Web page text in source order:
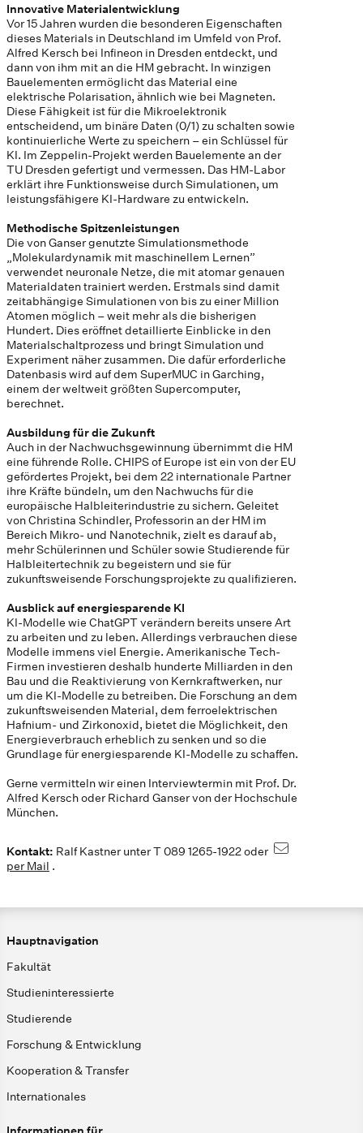
Innovative Materialentwicklung
Vor 15 Jahren wurden die besonderen Eigenschaften
dieses Materials in Deutschland im Umfeld von Prof.
Alfred Kersch bei Infineon in Dresden entdeckt, und
dann von ihm mit an die HM gebracht. In winzigen
Bauelementen ermöglicht das Material eine
elektrische Polarisation, ähnlich wie bei Magneten.
Diese Fähigkeit ist für die Mikroelektronik
entscheidend, um binäre Daten (0/1) zu schalten sowie
kontinuierliche Werte zu speichern – ein Schlüssel für
KI. Im Zeppelin-Projekt werden Bauelemente an der
TU Dresden gefertigt und vermessen. Das HM-Labor
erklärt ihre Funktionsweise durch Simulationen, um
leistungsfähigere KI-Hardware zu entwickeln.
Methodische Spitzenleistungen
Die von Ganser genutzte Simulationsmethode
„Molekulardynamik mit maschinellem Lernen”
verwendet neuronale Netze, die mit atomar genauen
Materialdaten trainiert werden. Erstmals sind damit
zeitabhängige Simulationen von bis zu einer Million
Atomen möglich – weit mehr als die bisherigen
Hundert. Dies eröffnet detaillierte Einblicke in den
Materialschaltprozess und bringt Simulation und
Experiment näher zusammen. Die dafür erforderliche
Datenbasis wird auf dem SuperMUC in Garching,
einem der weltweit größten Supercomputer,
berechnet.
Ausbildung für die Zukunft
Auch in der Nachwuchsgewinnung übernimmt die HM
eine führende Rolle. CHIPS of Europe ist ein von der EU
gefördertes Projekt, bei dem 22 internationale Partner
ihre Kräfte bündeln, um den Nachwuchs für die
europäische Halbleiterindustrie zu sichern. Geleitet
von Christina Schindler, Professorin an der HM im
Bereich Mikro- und Nanotechnik, zielt es darauf ab,
mehr Schülerinnen und Schüler sowie Studierende für
Halbleitertechnik zu begeistern und sie für
zukunftsweisende Forschungsprojekte zu qualifizieren.
Ausblick auf energiesparende KI
KI-Modelle wie ChatGPT verändern bereits unsere Art
zu arbeiten und zu leben. Allerdings verbrauchen diese
Modelle immens viel Energie. Amerikanische Tech-
Firmen investieren deshalb hunderte Milliarden in den
Bau und die Reaktivierung von Kernkraftwerken, nur
um die KI-Modelle zu betreiben. Die Forschung an dem
zukunftsweisenden Material, dem ferroelektrischen
Hafnium- und Zirkonoxid, bietet die Möglichkeit, den
Energieverbrauch erheblich zu senken und so die
Grundlage für energiesparende KI-Modelle zu schaffen.
Gerne vermitteln wir einen Interviewtermin mit Prof. Dr.
Alfred Kersch oder Richard Ganser von der Hochschule
München.
Kontakt: Ralf Kastner unter T 089 1265-1922 oder
per Mail .
Hauptnavigation
Fakultät
Studieninteressierte
Studierende
Forschung & Entwicklung
Kooperation & Transfer
Internationales